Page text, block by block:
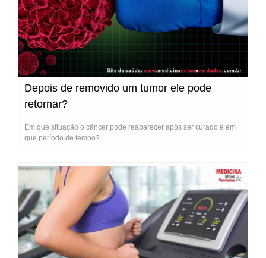
Depois de removido um tumor ele pode
retornar?
Em que situação o câncer pode reaparecer após ser curado e em
que período de tempo?